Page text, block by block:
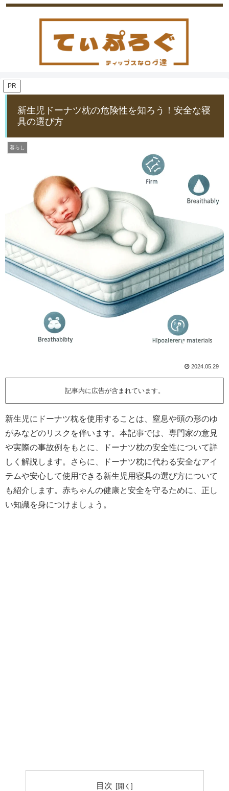
PR
新生児ドーナツ枕の危険性を知ろう！安全な寝
具の選び方
暮らし
2024.05.29
記事内に広告が含まれています。
新生児にドーナツ枕を使用することは、窒息や頭の形のゆ
がみなどのリスクを伴います。本記事では、専門家の意見
や実際の事故例をもとに、ドーナツ枕の安全性について詳
しく解説します。さらに、ドーナツ枕に代わる安全なアイ
テムや安心して使用できる新生児用寝具の選び方について
も紹介します。赤ちゃんの健康と安全を守るために、正し
い知識を身につけましょう。
目次